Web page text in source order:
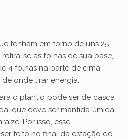
tenham em torno de uns 25
se as folhas de sua base,
4 folhas na parte de cima,
onde tirar energia.
o plantio pode ser de casca
que deve ser mantida úmida
Por isso, esse
feito no final da estação do